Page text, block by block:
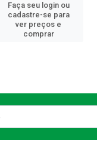
Faça seu login ou
cadastre-se para
ver preços e
comprar